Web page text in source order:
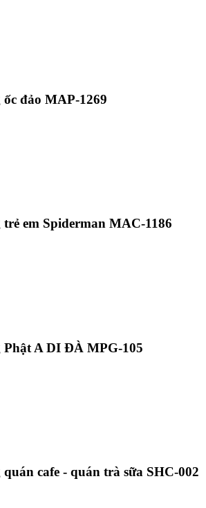
đảo MAP-1269
em Spiderman MAC-1186
A DI ĐÀ MPG-105
cafe - quán trà sữa SHC-002